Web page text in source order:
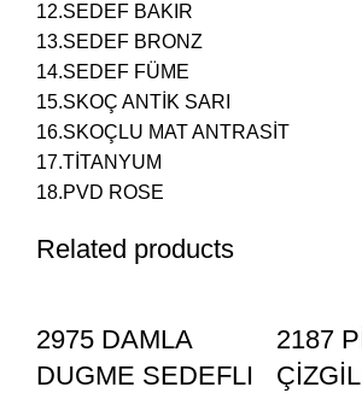
12.SEDEF BAKIR
13.SEDEF BRONZ
14.SEDEF FÜME
15.SKOÇ ANTİK SARI
16.SKOÇLU MAT ANTRASİT
17.TİTANYUM
18.PVD ROSE
Related products
2975 DAMLA
DUGME SEDEFLI
2187